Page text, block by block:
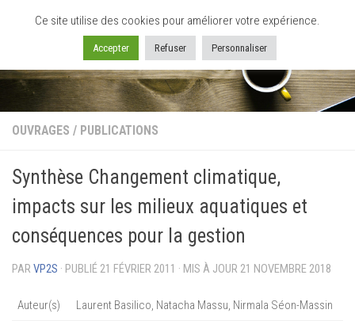
Skip to content
OUVRAGES / PUBLICATIONS
Synthèse Changement climatique,
impacts sur les milieux aquatiques et
conséquences pour la gestion
PAR VP2S · PUBLIÉ 21 FÉVRIER 2011 · MIS À JOUR 21 NOVEMBRE 2018
Auteur(s) Laurent Basilico, Natacha Massu, Nirmala Séon-Massin
Ce site utilise des cookies pour améliorer votre expérience.
Accepter Refuser Personnaliser